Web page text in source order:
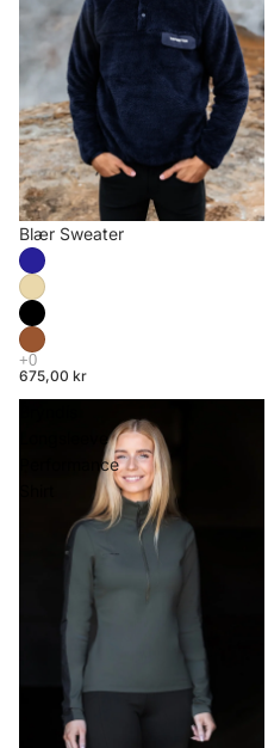
Blær Sweater
675,00 kr
Longsleeve
Performance